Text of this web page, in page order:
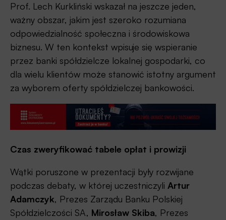
Prof. Lech Kurkliński wskazał na jeszcze jeden,
ważny obszar, jakim jest szeroko rozumiana
odpowiedzialność społeczna i środowiskowa
biznesu. W ten kontekst wpisuje się wspieranie
przez banki spółdzielcze lokalnej gospodarki, co
dla wielu klientów może stanowić istotny argument
za wyborem oferty spółdzielczej bankowości.
Czas zweryfikować tabele opłat i prowizji
Wątki poruszone w prezentacji były rozwijane
podczas debaty, w której uczestniczyli Artur
Adamczyk, Prezes Zarządu Banku Polskiej
Spółdzielczości SA, Mirosław Skiba, Prezes